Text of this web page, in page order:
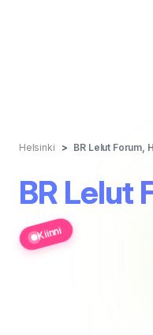
Helsinki BR Lelut Forum,
BR Lelut
Kiinni